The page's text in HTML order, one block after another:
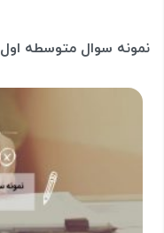
نمونه سوال متوسطه اول